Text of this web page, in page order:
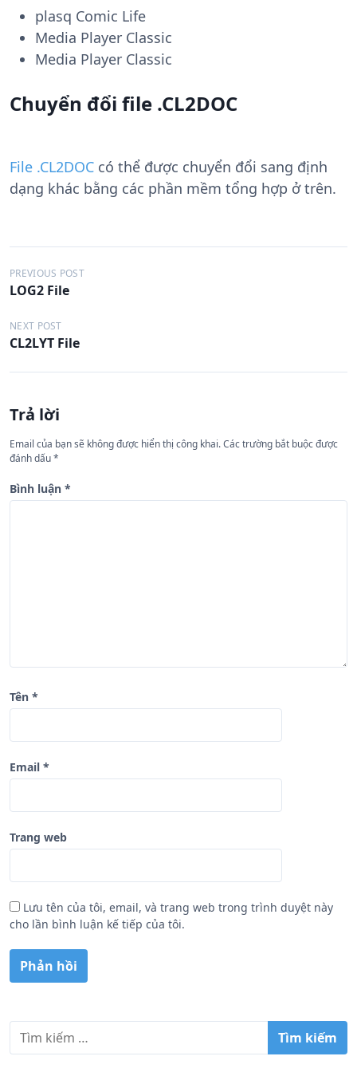
plasq Comic Life
Media Player Classic
Media Player Classic
Chuyển đổi file .CL2DOC
File .CL2DOC có thể được chuyển đổi sang định
dạng khác bằng các phần mềm tổng hợp ở trên.
Đ
i
ề
u
h
ớ
n
g
b
PREVIOUS POST
LOG2 File
NEXT POST
CL2LYT File
Trả lời
Email của bạn sẽ không được hiển thị công khai.Các trường bắt buộc được
đánh dấu*
Bình luận *
Tên *
Email *
Trang web
Lưu tên của tôi, email, và trang web trong trình duyệt này
cho lần bình luận kế tiếp của tôi.